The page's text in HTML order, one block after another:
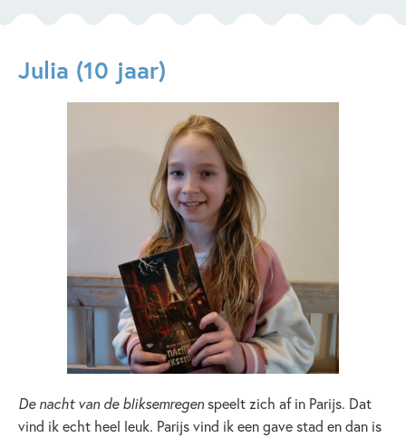
Julia (10 jaar)
De nacht van de bliksemregenspeelt zich af in Parijs. Dat
vind ik echt heel leuk. Parijs vind ik een gave stad en dan is